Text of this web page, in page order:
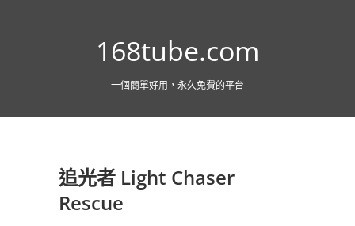
168tube.com
一個簡單好用，永久免費的平台
追光者 Light Chaser
Rescue